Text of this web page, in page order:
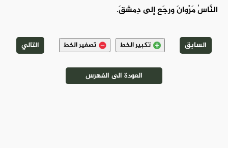
النَّاسُ مَرْوانَ ورجَع إلى دِمشقَ.
السابق تكبير الخط تصغير الخط التالي
العودة الى الفهرس